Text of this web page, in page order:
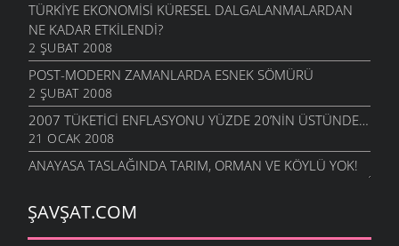
TÜRKIYE EKONOMISI KÜRESEL DALGALANMALARDAN
NE KADAR ETKILENDI?
2 ŞUBAT 2008
POST-MODERN ZAMANLARDA ESNEK SÖMÜRÜ
2 ŞUBAT 2008
2007 TÜKETICI ENFLASYONU YÜZDE 20’NIN ÜSTÜNDE…
21 OCAK 2008
ANAYASA TASLAĞINDA TARIM, ORMAN VE KÖYLÜ YOK!
IMF, GELECEĞIMIZ VE SINSI PLANLAR
ŞAVŞAT.COM